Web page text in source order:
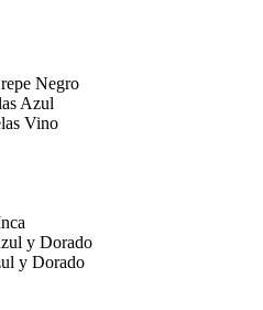
Negro
Azul
Vino
y Dorado
y Dorado